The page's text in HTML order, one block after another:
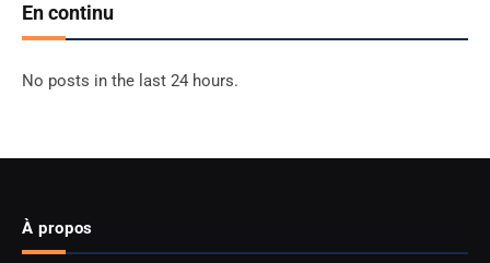
En continu
No posts in the last 24 hours.
À propos